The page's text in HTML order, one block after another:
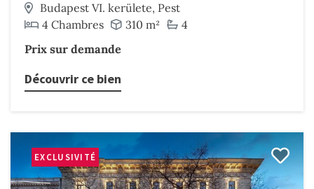
Budapest VI. kerülete, Pest
4 Chambres
310 m²
4
Prix sur demande
Découvrir ce bien
EXCLUSIVITÉ